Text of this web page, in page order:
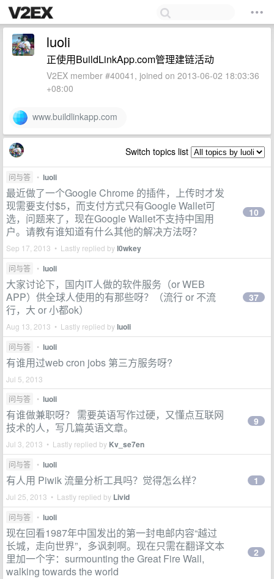
luoli
正使用BuildLinkApp.com管理建链活动
V2EX member #40041, joined on 2013-06-02 18:03:36
+08:00
www.buildlinkapp.com
Switch topics list
问与答 • luoli
最近做了一个Google Chrome 的插件，上传时才发
现需要支付$5，而支付方式只有Google Wallet可
选，问题来了，现在Google Wallet不支持中国用
户。请教有谁知道有什么其他的解决方法呀？
Sep 17, 2013 • Lastly replied byl0wkey
10
问与答 • luoli
大家讨论下，国内IT人做的软件服务（or WEB
APP）供全球人使用的有那些呀？（流行 or 不流
行，大 or 小都ok）
Aug 13, 2013 • Lastly replied byluoli
37
问与答 • luoli
有谁用过web cron jobs 第三方服务呀?
Jul 5, 2013
问与答
• luoli
有谁做兼职呀？ 需要英语写作过硬，又懂点互联网
技术的人，写几篇英语文章。
Jul 3, 2013 • Lastly replied by Kv_se7en
9
问与答 • luoli
有人用 Piwik 流量分析工具吗？觉得怎么样？
Jul 25, 2013 • Lastly replied by Livid
1
问与答 • luoli
现在回看1987年中国发出的第一封电邮内容“越过
长城，走向世界”，多讽刺啊。现在只需在翻译文本
里加一个字：surmounting the Great Fire Wall,
walking towards the world
2